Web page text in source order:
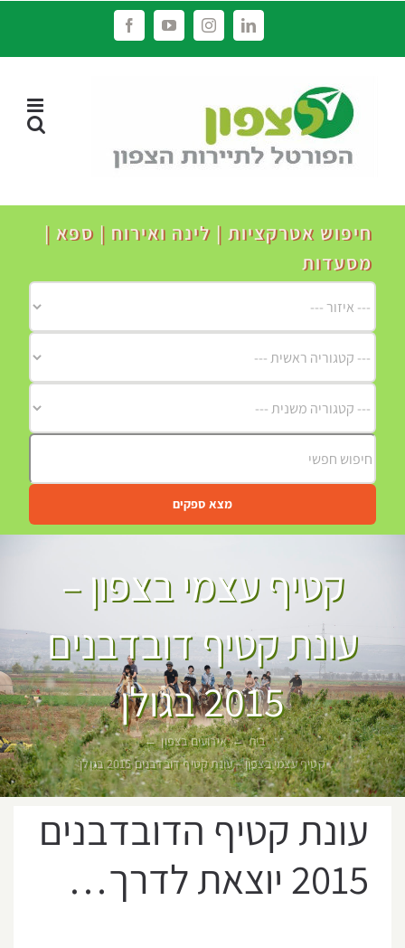
LinkedIn
Instagram
YouTube
Facebook
חיפוש אטרקציות | לינה ואירוח | ספא |
מסעדות
מצא ספקים
קטיף עצמי בצפון –
עונת קטיף דובדבנים
2015 בגולן
בית
אירועים בצפון
קטיף עצמי בצפון – עונת קטיף דובדבנים 2015 בגולן
עונת קטיף הדובדבנים
2015 יוצאת לדרך…